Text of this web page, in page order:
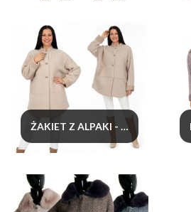
ŻAKIET Z ALPAKI - CIASTECZKO